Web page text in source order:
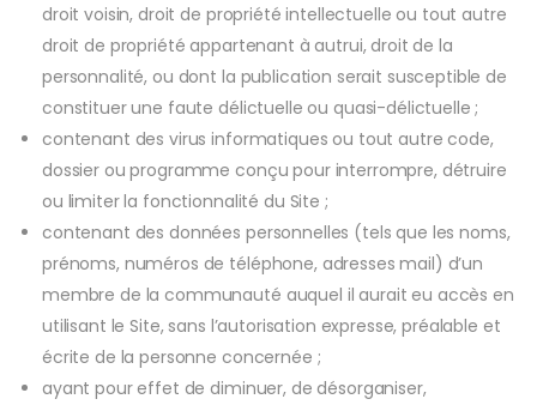
droit voisin, droit de propriété intellectuelle ou tout autre
droit de propriété appartenant à autrui, droit de la
personnalité, ou dont la publication serait susceptible de
constituer une faute délictuelle ou quasi-délictuelle ;
contenant des virus informatiques ou tout autre code,
dossier ou programme conçu pour interrompre, détruire
ou limiter la fonctionnalité du Site ;
contenant des données personnelles (tels que les noms,
prénoms, numéros de téléphone, adresses mail) d’un
membre de la communauté auquel il aurait eu accès en
utilisant le Site, sans l’autorisation expresse, préalable et
écrite de la personne concernée ;
ayant pour effet de diminuer, de désorganiser,